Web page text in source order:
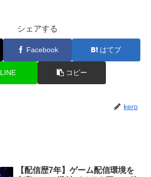
シェアする
Facebook はてブ
LINE コピー
kero
【配信歴7年】ゲーム配信環境を